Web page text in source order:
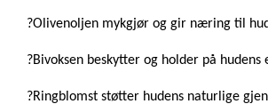
?Olivenoljen mykgjør og gir næring til
?Bivoksen beskytter og holder på hudens
?Ringblomst støtter hudens naturlige